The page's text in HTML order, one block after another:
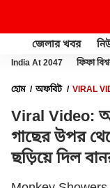
জেলার খবর
India At 2047 ফিফা
হোম অফবিট
VIRAL
Viral Video:
গাছের উপর
ছড়িয়ে দিল